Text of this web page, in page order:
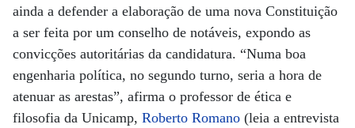
ainda a defender a elaboração de uma nova Constituição
a ser feita por um conselho de notáveis, expondo as
convicções autoritárias da candidatura. “Numa boa
engenharia política, no segundo turno, seria a hora de
atenuar as arestas”, afirma o professor de ética e
filosofia da Unicamp, Roberto Romano (leia a entrevista